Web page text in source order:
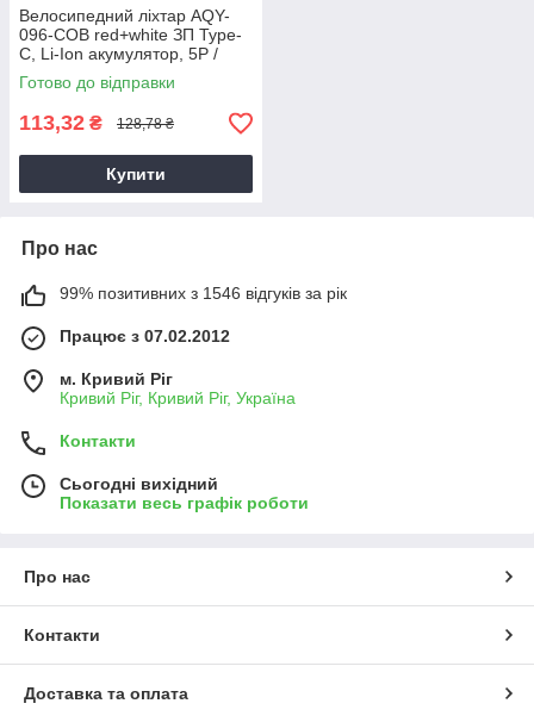
Велосипедний ліхтар AQY-
096-COB red+white ЗП Type-
C, Li-Ion акумулятор, 5Р /
Ліхтарик для велосипеда
Готово до відправки
113,32 ₴ 128,78 ₴
Купити
Про нас
99% позитивних з 1546 відгуків за рік
Працює з 07.02.2012
м. Кривий Ріг
Кривий Ріг, Кривий Ріг, Україна
Контакти
Сьогодні вихідний
Показати весь графік роботи
Про нас
Контакти
Доставка та оплата